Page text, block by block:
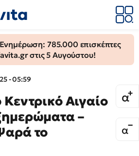
785.000 επισκέπτες
στις 5 Αυγούστου!
- 05:59
Αιγαίο
–
το